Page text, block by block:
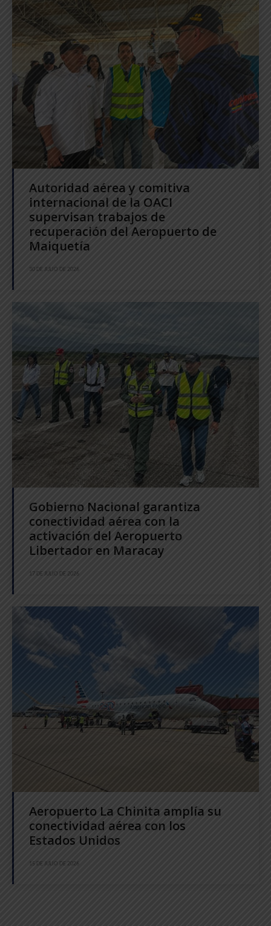
Autoridad aérea y comitiva
internacional de la OACI
supervisan trabajos de
recuperación del Aeropuerto de
Maiquetía
30 DE JULIO DE 2026
Gobierno Nacional garantiza
conectividad aérea con la
activación del Aeropuerto
Libertador en Maracay
17 DE JULIO DE 2026
Aeropuerto La Chinita amplía su
conectividad aérea con los
Estados Unidos
15 DE JULIO DE 2026